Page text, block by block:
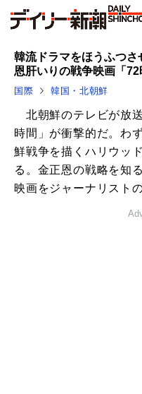
韓流ドラマをほうふつ
恩肝いりの戦争映画「72
国際 韓国・北朝鮮
北朝鮮のテレビが放
時間」が衝撃的だ。わ
鮮戦争を描くハリウッ
る。金正恩の戦略を知
映画をジャーナリスト